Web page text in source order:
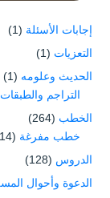
إجابات الأسئلة (1)
التعزيات (1)
الحديث وعلومه (1)
التراجم والطبقات
الخطب (264)
خطب مفرغة (14)
الدروس (128)
الدعوة وأحوال